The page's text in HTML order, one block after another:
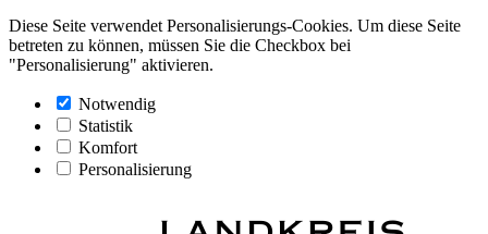
Diese Seite verwendet Personalisierungs-Cookies. Um diese Seite
betreten zu können, müssen Sie die Checkbox bei
"Personalisierung" aktivieren.
Notwendig
Statistik
Komfort
Personalisierung